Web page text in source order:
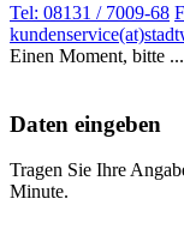
Tel: 08131 / 7009-68
Einen Moment, bitte ...
Daten eingeben
Tragen Sie Ihre
Minute.